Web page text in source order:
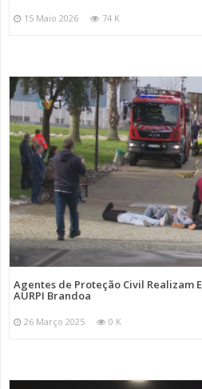
15 Maio 2026 74 K
Agentes de Proteção Civil Realizam
AURPI Brandoa
26 Março 2025 0 K